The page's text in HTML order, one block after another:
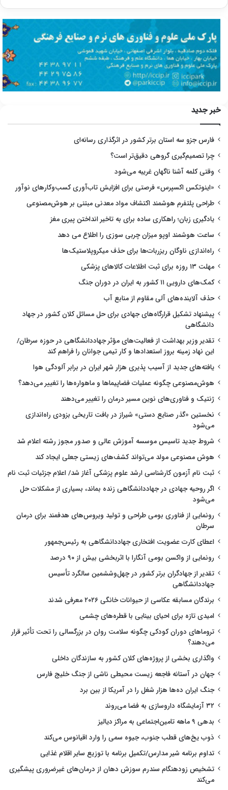
خبر جدید
فارس جزو سه استان برتر کشور در اثرگذاری رسانه‌ای
چرا تصمیم‌گیری گروهی دقیق‌تر است؟
وقتی کلمه آشنا ناگهان غریبه می‌شود
«اینوتکس اکسپرس» فرصتی برای افزایش تاب‌آوری کسب‌وکارهای نوآور
طراحی پلتفرم هوشمند اکتشاف مواد معدنی مبتنی بر هوش‌مصنوعی
یادگیری زبان؛ راهکاری ساده برای به تاخیر انداختن پیری مغز
ساعت هوشمند اوپو میزان چربی سوزی را اطلاع می دهد
راه‌اندازی ناوگان ریزربات‌ها برای حذف میکروپلاستیک‌ها
مهلت ۱۳ روزه برای ثبت اطلاعات کالاهای پزشکی
کمک‌های دارویی ۱۱ کشور به ایران در دوران جنگ
حذف آلاینده‌های آلی مقاوم از منابع آب
پیشنهاد تشکیل قرارگاه‌های جهادی برای حل مسائل کلان کشور در جهاد
دانشگاهی
تقدیر وزیر بهداشت از فعالیت‌های مؤثر جهاددانشگاهی در حوزه سرطان/
این نهاد زمینه بروز استعدادها و کار تیمی جوانان را فراهم کند
یافته‌های جدید از آسیب پذیری هزار شهر ایران در برابر آلودگی هوا
هوش‌مصنوعی چگونه عملیات فضاپیماها و ماهواره‌ها را تغییر می‌دهد؟
ژنتیک و فناوری‌های نوین مسیر درمان را تغییر می‌دهند
نخستین «گذر صنایع دستی» شیراز در بافت تاریخی بزودی راه‌اندازی
می‌شود
شروط جدید تاسیس موسسه آموزش عالی و صدور مجوز رشته اعلام شد
هوش مصنوعی مولد می‌تواند کشف‌های زیستی جعلی ایجاد کند
ثبت نام آزمون کارشناسی ارشد علوم پزشکی آغاز شد/ اعلام جزئیات ثبت نام
اگر روحیه جهادی در جهاددانشگاهی زنده بماند، بسیاری از مشکلات حل
می‌شود
رونمایی از فناوری بومی طراحی و تولید ویروس‌های هدفمند برای درمان
سرطان
اعطای کارت عضویت افتخاری جهاددانشگاهی به رئیس‌جمهور
رونمایی از واکسن بومی آنگارا با اثربخشی بیش از ۹۰ درصد
تقدیر از جهادگران برتر کشور در چهل‌وششمین سالگرد تأسیس
جهاددانشگاهی
برندگان مسابقه عکاسی از حیوانات خانگی ۲۰۲۶ معرفی شدند
امیدی تازه برای احیای بینایی با قطره‌های چشمی
تروماهای دوران کودکی چگونه سلامت روان در بزرگسالی را تحت تأثیر قرار
می‌دهند؟
واگذاری بخشی از پروژه‌های کلان کشور به سازندگان داخلی
جهان در آستانه فاجعه زیست محیطی ناشی از جنگ خلیج فارس
جنگ ایران ده‌ها هزار شغل را در آمریکا از بین برد
۳۲ آزمایشگاه داروسازی به فضا می‌روند
بدهی ۹ ماهه تامین‌اجتماعی به مراکز دیالیز
ذوب یخ‌های قطب جنوب، جیوه سمی را وارد اقیانوس می‌کند
تداوم برنامه شیر مدارس/تکمیل برنامه با توزیع سایر اقلام غذایی
تشخیص زودهنگام سندرم سوزش دهان از درمان‌های غیرضروری پیشگیری
می‌کند